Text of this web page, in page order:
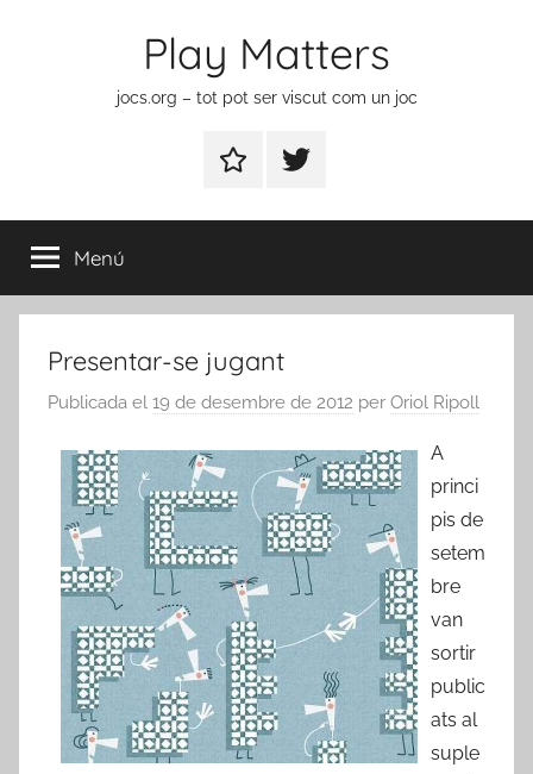
Play Matters
jocs.org – tot pot ser viscut com un joc
ContactarElement
menú
Menú
Presentar-se jugant
Publicada el 19 de desembre de 2012 per Oriol Ripoll
A
princi
pis de
setem
bre
van
sortir
public
ats al
suple